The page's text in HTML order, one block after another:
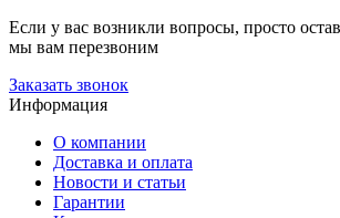
Если у вас возникли вопросы, просто
мы вам перезвоним
Заказать звонок
Информация
О компании
Доставка и оплата
Новости и статьи
Гарантии